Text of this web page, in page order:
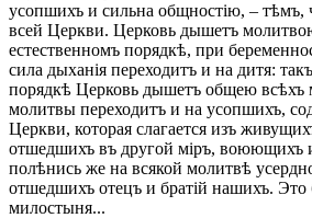
усопшихъ и сильна общностію, – тѣмъ,
всей Церкви. Церковь дышетъ
естественномъ порядкѣ, при
сила дыханія переходитъ и на дитя:
порядкѣ Церковь дышетъ общею всѣхъ
молитвы переходитъ и на усопшихъ,
Церкви, которая слагается изъ
отшедшихъ въ другой міръ, воюющихъ
полѣнись же на всякой молитвѣ
отшедшихъ отецъ и братій нашихъ. Это
милостыня...